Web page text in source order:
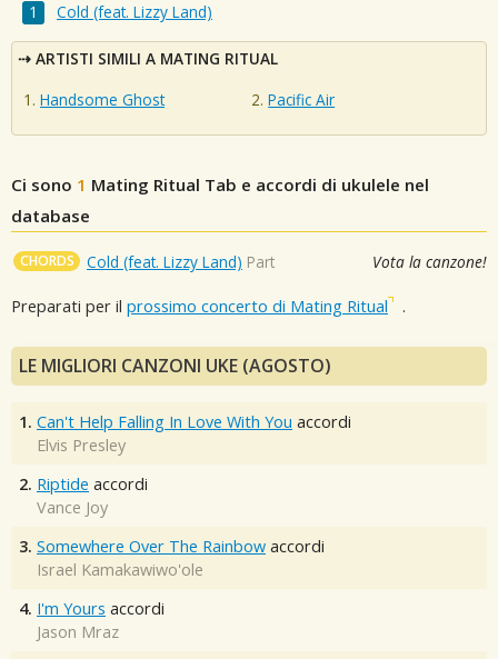
Cold (feat. Lizzy Land)
ARTISTI SIMILI A MATING RITUAL
Handsome Ghost
Pacific Air
Ci sono 1 Mating Ritual Tab e accordi di ukulele nel
database
CHORDS Cold (feat. Lizzy Land) Part Vota la canzone!
Preparati per il prossimo concerto di Mating Ritual .
LE MIGLIORI CANZONI UKE (AGOSTO)
1. Can't Help Falling In Love With You accordi
Elvis Presley
2. Riptide accordi
Vance Joy
3. Somewhere Over The Rainbow accordi
Israel Kamakawiwo'ole
4. I'm Yours accordi
Jason Mraz